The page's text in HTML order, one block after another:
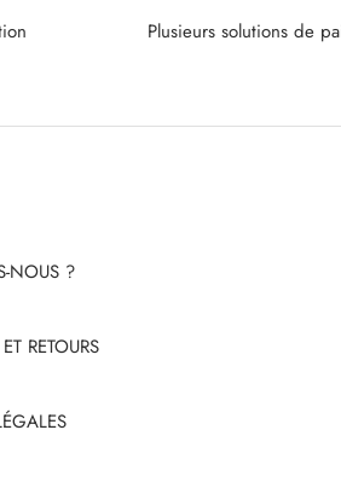
Plusieurs solutions de
NOUS ?
RETOURS